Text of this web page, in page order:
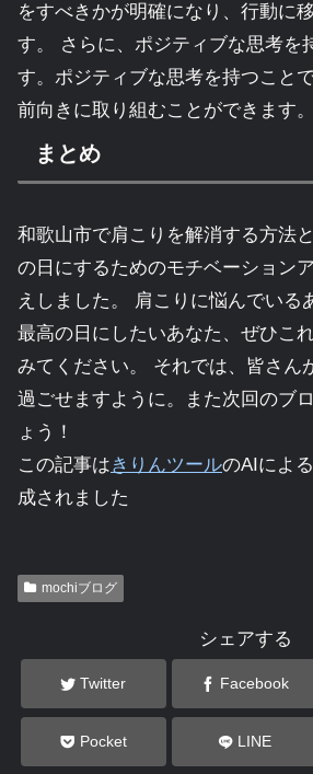
をすべきかが明確になり、行動に
す。 さらに、ポジティブな思考を
す。ポジティブな思考を持つこと
前向きに取り組むことができます。
まとめ
和歌山市で肩こりを解消する方法
の日にするためのモチベーション
えしました。 肩こりに悩んでいる
最高の日にしたいあなた、ぜひこ
みてください。 それでは、皆さん
過ごせますように。また次回のブ
ょう！
この記事はきりんツールのAIによ
成されました
mochiブログ
シェアする
Twitter Facebook
Pocket LINE